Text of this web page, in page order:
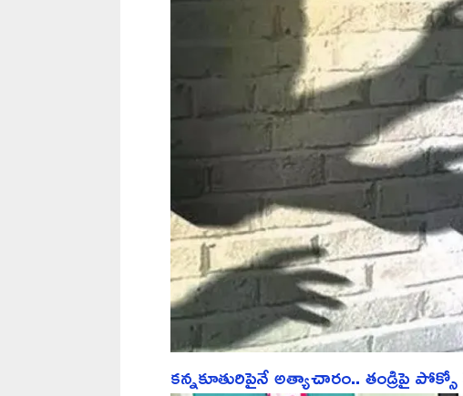
కన్నకూతురిపైనే అత్యాచారం.. తండ్రిపై